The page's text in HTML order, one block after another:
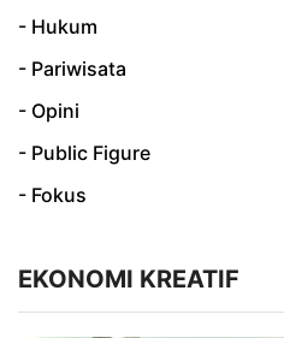
- Hukum
- Pariwisata
- Opini
- Public Figure
- Fokus
EKONOMI KREATIF